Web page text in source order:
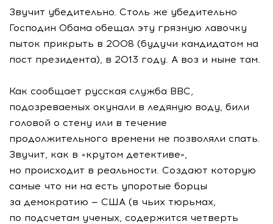
Звучит убедительно. Столь же убедительно
Господин Обама обещал эту грязную лавочку
пыток прикрыть в 2008 (будучи кандидатом на
пост президента), в 2013 году. А воз и ныне там.
Как сообщает русская служба BBC,
подозреваемых окунали в ледяную воду, били
головой о стену или в течение
продолжительного времени не позволяли спать.
Звучит, как в «крутом детективе»,
но происходит в реальности. Создают которую
самые что ни на есть упоротые борцы
за демократию — США (в чьих тюрьмах,
по подсчетам ученых, содержится четверть